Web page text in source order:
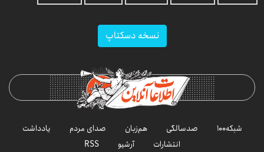
نسخه دسکتاپ
شبکه۱۰۰ صدسالگی هم‌زبان صدای مردم
یادداشت
انتشارات
آرشیو RSS